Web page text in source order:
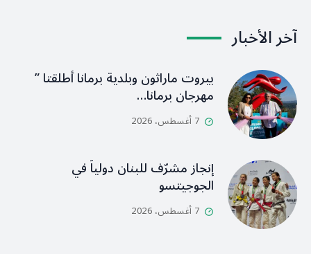
آخر الأخبار
بيروت ماراثون وبلدية برمانا أطلقتا ”
مهرجان برمانا…
7 أغسطس، 2026
إنجاز مشرّف للبنان دولياً في
الجوجيتسو
7 أغسطس، 2026